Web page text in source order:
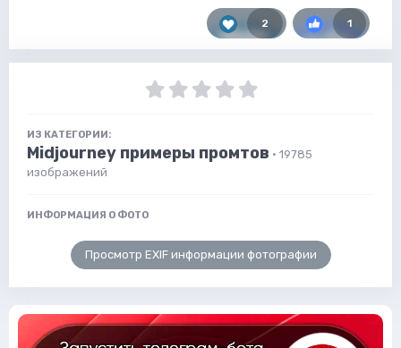
2 1
ИЗ КАТЕГОРИИ:
Midjourney примеры промтов · 19785
изображений
ИНФОРМАЦИЯ О ФОТО
Просмотр EXIF информации фотографии